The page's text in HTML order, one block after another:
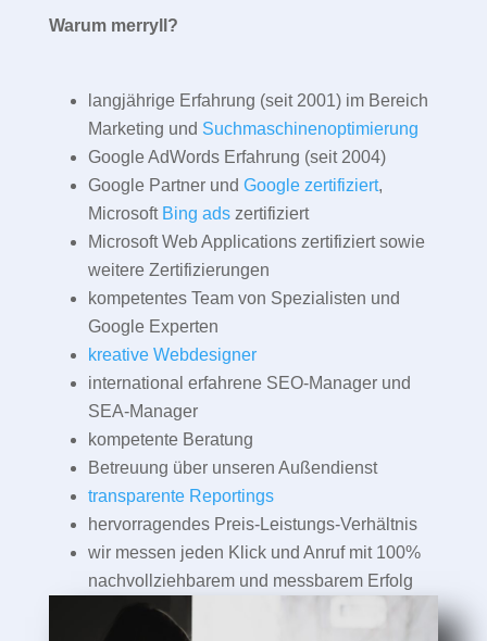
Warum merryll?
langjährige Erfahrung (seit 2001) im Bereich
Marketing und Suchmaschinenoptimierung
Google AdWords Erfahrung (seit 2004)
Google Partner und Google zertifiziert,
Microsoft Bing adszertifiziert
Microsoft Web Applications zertifiziert sowie
weitere Zertifizierungen
kompetentes Team von Spezialisten und
Google Experten
kreative Webdesigner
international erfahrene SEO-Manager und
SEA-Manager
kompetente Beratung
Betreuung über unseren Außendienst
transparente Reportings
hervorragendes Preis-Leistungs-Verhältnis
wir messen jeden Klick und Anruf mit 100%
nachvollziehbarem und messbarem Erfolg